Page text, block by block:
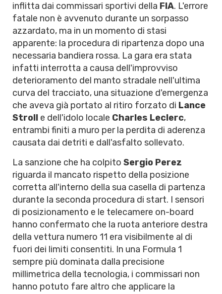
inflitta dai commissari sportivi della FIA. L'errore
fatale non è avvenuto durante un sorpasso
azzardato, ma in un momento di stasi
apparente: la procedura di ripartenza dopo una
necessaria bandiera rossa. La gara era stata
infatti interrotta a causa dell'improvviso
deterioramento del manto stradale nell'ultima
curva del tracciato, una situazione d'emergenza
che aveva già portato al ritiro forzato di Lance
Stroll e dell'idolo locale Charles Leclerc,
entrambi finiti a muro per la perdita di aderenza
causata dai detriti e dall'asfalto sollevato.
La sanzione che ha colpito Sergio Perez
riguarda il mancato rispetto della posizione
corretta all'interno della sua casella di partenza
durante la seconda procedura di start. I sensori
di posizionamento e le telecamere on-board
hanno confermato che la ruota anteriore destra
della vettura numero 11 era visibilmente al di
fuori dei limiti consentiti. In una Formula 1
sempre più dominata dalla precisione
millimetrica della tecnologia, i commissari non
hanno potuto fare altro che applicare la